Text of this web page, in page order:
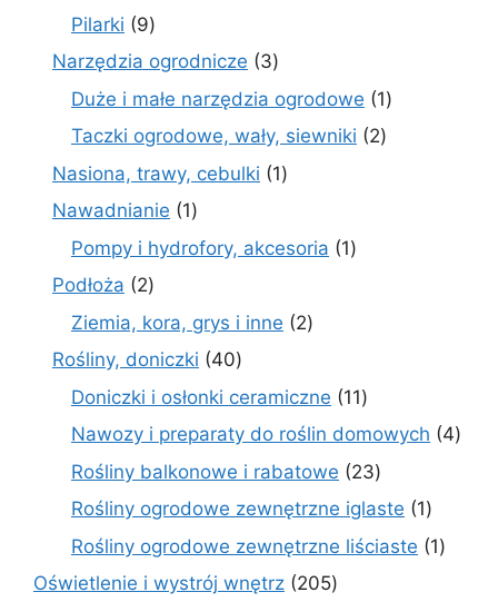
Pilarki 99
produktów
Narzędzia ogrodnicze 33
produkty
Duże i małe narzędzia ogrodowe 11
Taczki ogrodowe, wały, siewniki 22
Nasiona, trawy, cebulki 11
Nawadnianie 11
produkt
Pompy i hydrofory, akcesoria 11
Podłoża 22
Ziemia, kora, grys i inne 22
Rośliny, doniczki 4040
produktów
Doniczki i osłonki ceramiczne 1111
produktów
Nawozy i preparaty do roślin domowych 44
Rośliny balkonowe i rabatowe 2323
produkty
Rośliny ogrodowe zewnętrzne iglaste 11
produkt
Rośliny ogrodowe zewnętrzne liściaste 11
Oświetlenie i wystrój wnętrz 205205